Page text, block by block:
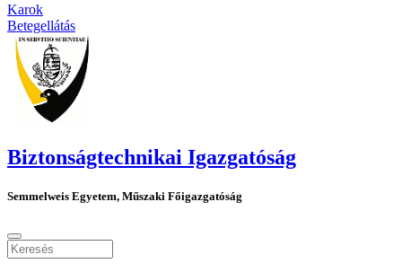
Karok
Betegellátás
Biztonságtechnikai Igazgatóság
Semmelweis Egyetem, Műszaki Főigazgatóság